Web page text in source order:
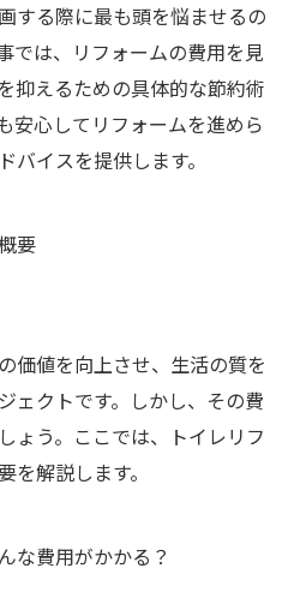
する際に最も頭を悩ませるの
では、リフォームの費用を見
抑えるための具体的な節約術
安心してリフォームを進めら
バイスを提供します。
要
価値を向上させ、生活の質を
ェクトです。しかし、その費
ょう。ここでは、トイレリフ
を解説します。
な費用がかかる？